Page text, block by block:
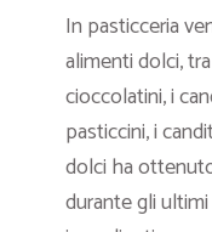
In pasticceria
alimenti dolci,
cioccolatini, i
pasticcini, i
dolci ha
durante gli